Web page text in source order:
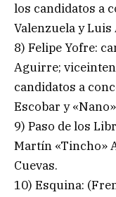
los candidatos a
Valenzuela y
8) Felipe Yofre:
Aguirre;
candidatos a
Escobar y
9) Paso de los
Martín «Tincho»
Cuevas.
10) Esquina: